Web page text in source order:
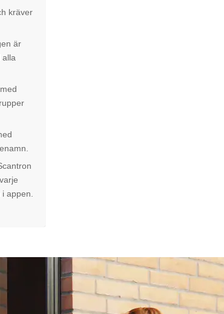
kräver
är
alla
appen.